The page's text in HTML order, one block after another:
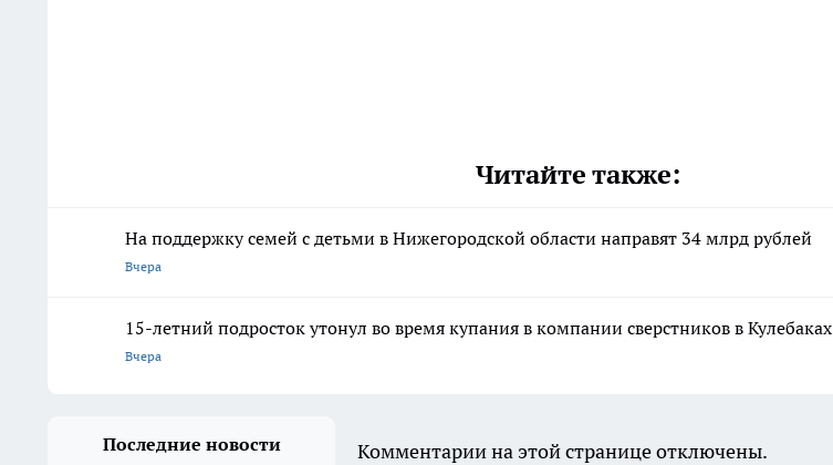
Читайте также:
На поддержку семей с детьми в Нижегородской области направят 34 млрд рублей
Вчера
15-летний подросток утонул во время купания в компании сверстников в Кулебаках
Вчера
Последние новости Комментарии на этой странице отключены.